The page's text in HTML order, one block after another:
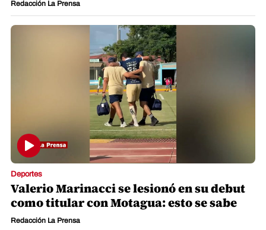
Redacción La Prensa
Deportes
Valerio Marinacci se lesionó en su debut
como titular con Motagua: esto se sabe
Redacción La Prensa